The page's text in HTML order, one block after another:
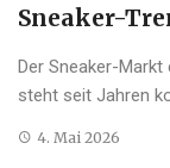
Sneaker-
Der Sneaker-
steht seit Jahren
4. Mai 2026